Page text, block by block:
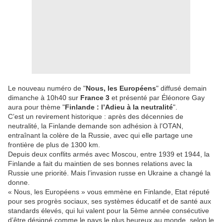
Le nouveau numéro de "Nous, les Européens" diffusé demain
dimanche à 10h40 sur France 3 et présenté par Éléonore Gay
aura pour thème "Finlande : l’Adieu à la neutralité".
C’est un revirement historique : après des décennies de
neutralité, la Finlande demande son adhésion à l’OTAN,
entraînant la colère de la Russie, avec qui elle partage une
frontière de plus de 1300 km.
Depuis deux conflits armés avec Moscou, entre 1939 et 1944, la
Finlande a fait du maintien de ses bonnes relations avec la
Russie une priorité. Mais l’invasion russe en Ukraine a changé la
donne.
« Nous, les Européens » vous emmène en Finlande, Etat réputé
pour ses progrès sociaux, ses systèmes éducatif et de santé aux
standards élevés, qui lui valent pour la 5ème année consécutive
d’être désigné comme le pays le plus heureux au monde, selon le